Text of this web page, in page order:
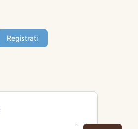
Registrati